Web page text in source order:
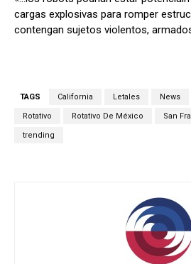
cargas explosivas para romper
contengan sujetos violentos,
TAGS California Letales News
Rotativo Rotativo De México San
trending